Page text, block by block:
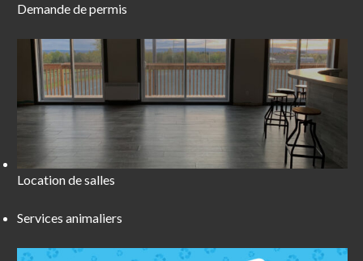
Demande de permis
Location de salles
Services animaliers